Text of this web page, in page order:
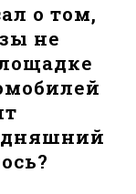
о том,
не